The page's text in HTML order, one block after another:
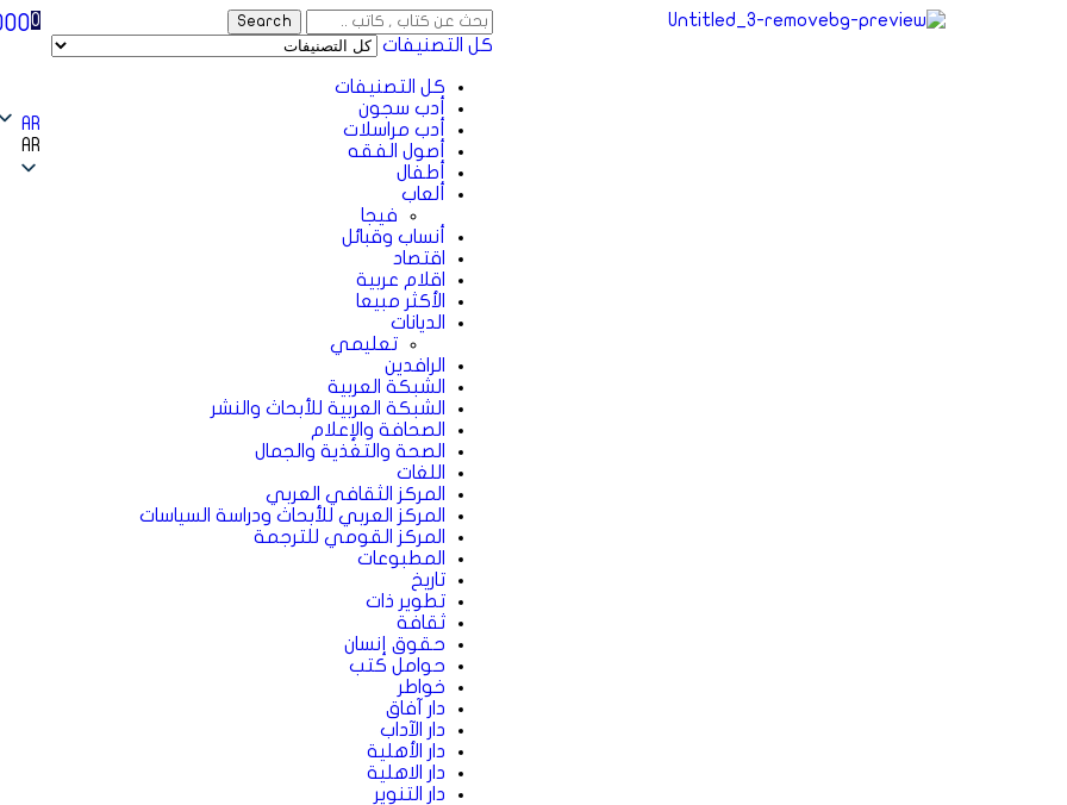
Search
كل التصنيفات
كل التصنيفات
أدب سجون
أدب مراسلات
أصول الفقه
أطفال
ألعاب
فيجا
أنساب وقبائل
اقتصاد
اقلام عربية
الأكثر مبيعا
الديانات
تعليمي
الرافدين
الشبكة العربية
الشبكة العربية للأبحاث والنشر
الصحافة والإعلام
الصحة والتغذية والجمال
اللغات
المركز الثقافي العربي
المركز العربي للأبحاث ودراسة السياسات
المركز القومي للترجمة
المطبوعات
تاريخ
تطوير ذات
ثقافة
حقوق إنسان
حوامل كتب
خواطر
دار آفاق
دار الآداب
دار الأهلية
دار الاهلية
دار التنوير
0
AR
AR